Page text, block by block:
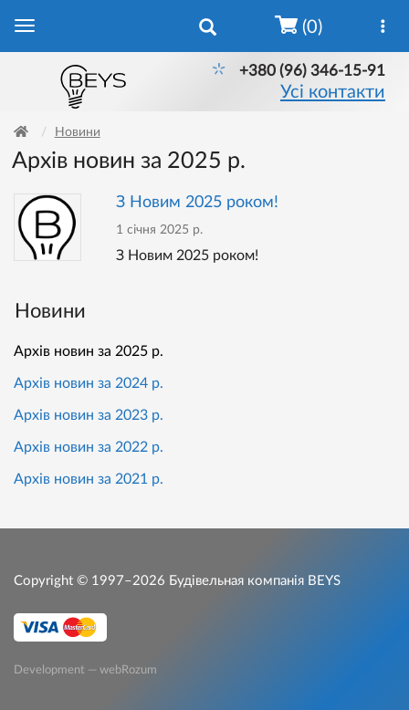
+380 (96) 346-15-91
Усі контакти
(0)
Новини
Архів новин за 2025 р.
З Новим 2025 роком!
1 січня 2025 р.
З Новим 2025 роком!
Новини
Архів новин за 2025 р.
Архів новин за 2024 р.
Архів новин за 2023 р.
Архів новин за 2022 р.
Архів новин за 2021 р.
Copyright © 1997–2026 Будівельная компанія BEYS
Development — webRozum